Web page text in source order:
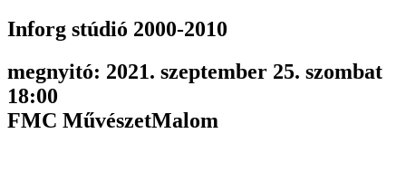
Inforg stúdió 2000-2010
megnyitó: 2021. szeptember 25. szombat
18:00
FMC MűvészetMalom